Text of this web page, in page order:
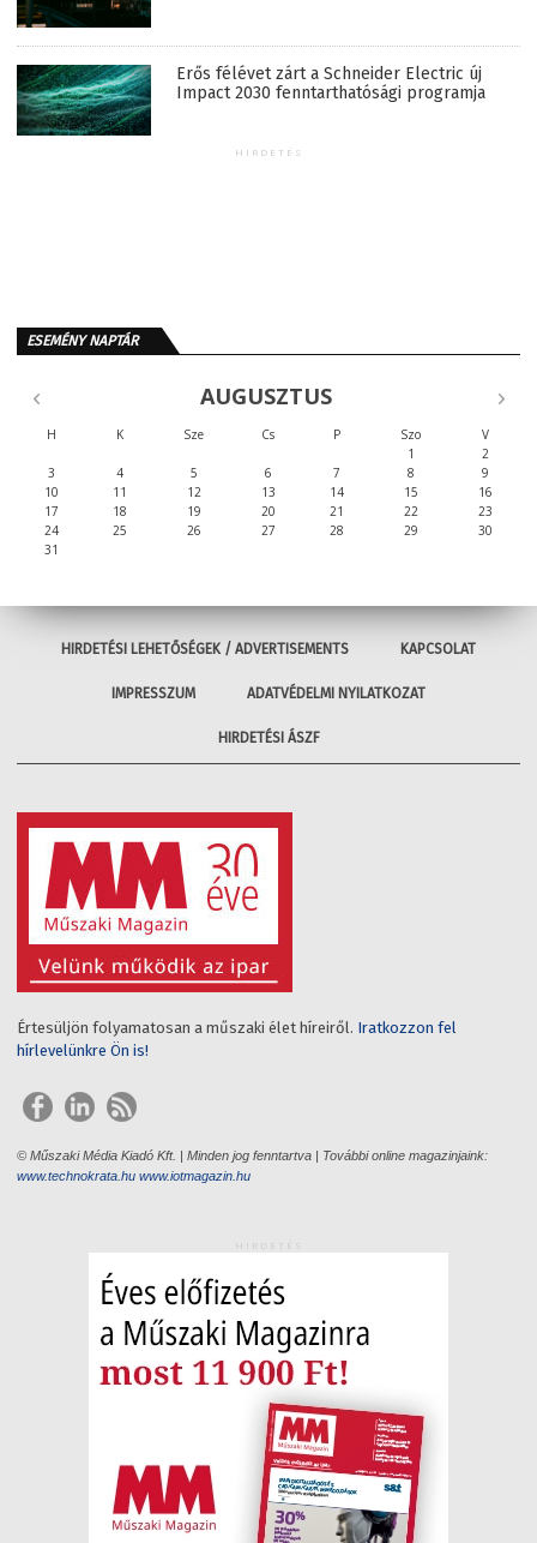
Erős félévet zárt a Schneider Electric új
Impact 2030 fenntarthatósági programja
HIRDETÉS
ESEMÉNY NAPTÁR
AUGUSZTUS
H K Sze Cs P Szo
V
1
2
3
4 5 6 7 8
9
10
11 12 13 14 15
16
17
18 19 20 21 22
23
24
25 26 27 28 29
30
31
HIRDETÉSI LEHETŐSÉGEK / ADVERTISEMENTS KAPCSOLAT
IMPRESSZUM ADATVÉDELMI NYILATKOZAT
HIRDETÉSI ÁSZF
Értesüljön folyamatosan a műszaki élet híreiről. Iratkozzon fel
hírlevelünkre Ön is!
© Műszaki Média Kiadó Kft. | Minden jog fenntartva | További online magazinjaink:
www.technokrata.hu www.iotmagazin.hu
HIRDETÉS